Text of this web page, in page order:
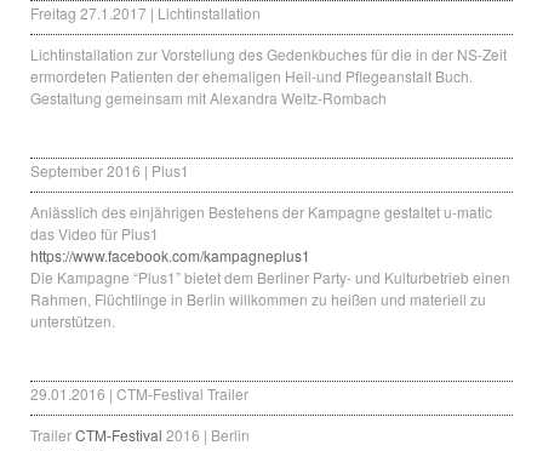
Freitag 27.1.2017 | Lichtinstallation
Lichtinstallation zur Vorstellung des Gedenkbuches für die in der NS-Zeit
ermordeten Patienten der ehemaligen Heil-und Pflegeanstalt Buch.
Gestaltung gemeinsam mit Alexandra Weltz-Rombach
September 2016 | Plus1
Anlässlich des einjährigen Bestehens der Kampagne gestaltet u-matic
das Video für Plus1
https://www.facebook.com/kampagneplus1
Die Kampagne “Plus1” bietet dem Berliner Party- und Kulturbetrieb einen
Rahmen, Flüchtlinge in Berlin willkommen zu heißen und materiell zu
unterstützen.
29.01.2016 | CTM-Festival Trailer
TrailerCTM-Festival 2016 | Berlin